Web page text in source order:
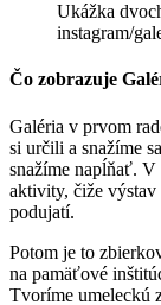
Ukážka
instagram/
Čo zobrazuje
Galéria v prvom
si určili a snažíme
snažíme napĺňať. V
aktivity, čiže výstav
podujatí.
Potom je to
na pamäťové
Tvoríme umeleckú